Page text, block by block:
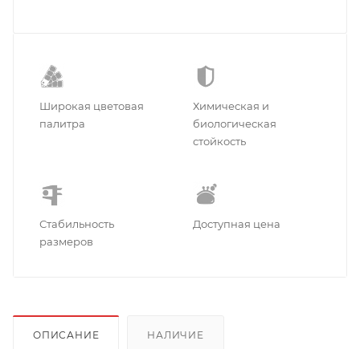
Широкая цветовая
палитра
Химическая и
биологическая
стойкость
Стабильность
размеров
Доступная цена
ОПИСАНИЕ НАЛИЧИЕ